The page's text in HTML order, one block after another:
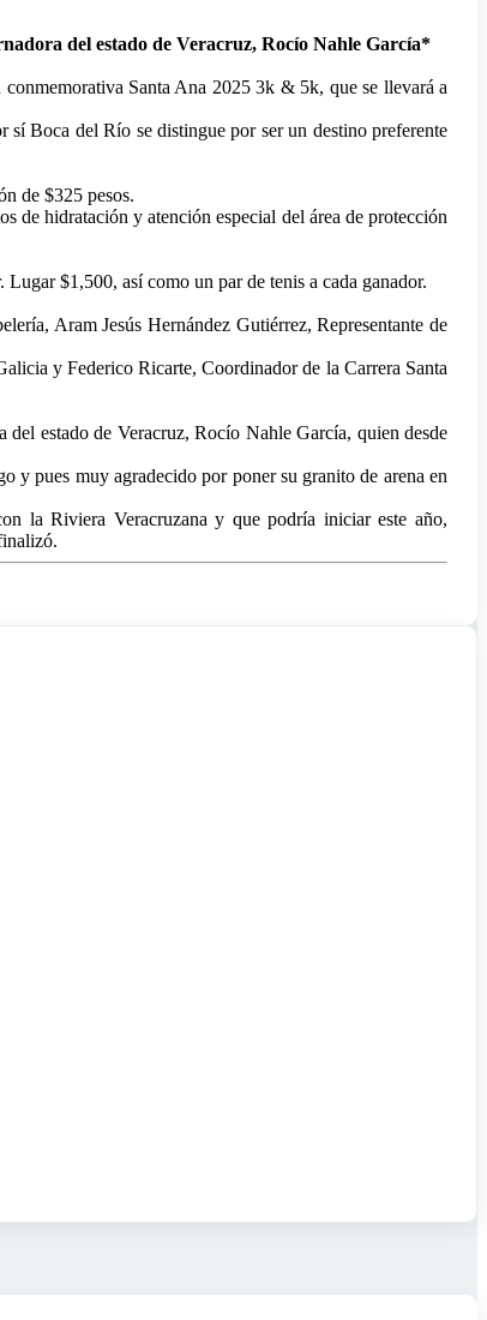
del estado de Veracruz, Rocío Nahle García*
Santa Ana 2025 3k & 5k, que se llevará a
sí Boca del Río se distingue por ser un destino preferente
de $325 pesos.
de hidratación y atención especial del área de protección
$1,500, así como un par de tenis a cada ganador.
Aram Jesús Hernández Gutiérrez, Representante de
y Federico Ricarte, Coordinador de la Carrera Santa
estado de Veracruz, Rocío Nahle García, quien desde
y pues muy agradecido por poner su granito de arena en
la Riviera Veracruzana y que podría iniciar este año,